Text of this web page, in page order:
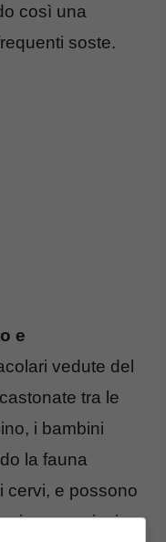
così una
soste.
e
vedute del
tra le
i bambini
la fauna
cervi, e possono
per un picnic.